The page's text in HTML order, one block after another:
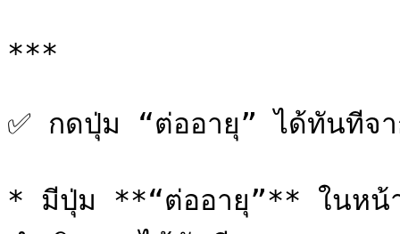
***
✅ กดปุ่ม “ต่ออายุ” ได้ทันทีจา
* มีปุ่ม **“ต่ออายุ”** ในหน้า